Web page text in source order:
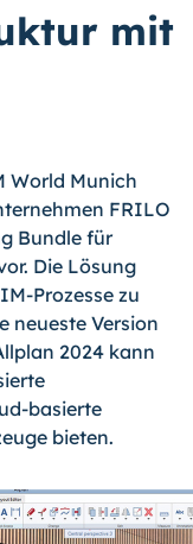
mit
World Munich
FRILO
Bundle für
Die Lösung
Prozesse zu
neueste Version
2024 kann
basierte
bieten.